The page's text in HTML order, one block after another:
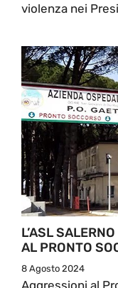
violenza nei
L’ASL
AL PRONTO
8 Agosto 2024
Aggressioni al